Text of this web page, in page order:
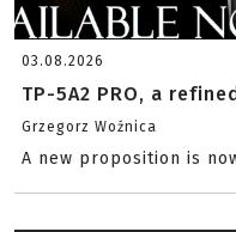
03.08.2026
TP-5A2 PRO, a
Grzegorz Woźnica
A new proposition is